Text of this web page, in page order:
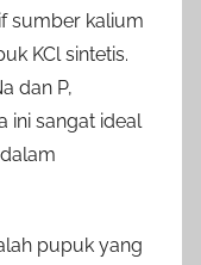
sumber kalium
KCl sintetis.
dan P,
ini sangat ideal
pupuk yang